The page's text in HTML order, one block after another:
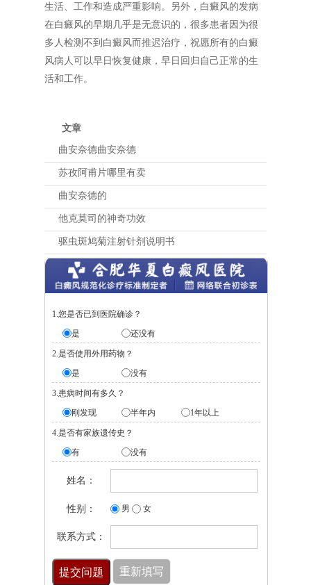
生活、工作和造成严重影响。另外，白癜风的发病
在白癜风的早期几乎是无意识的，很多患者因为很
多人检测不到白癜风而推迟治疗，祝愿所有的白癜
风病人可以早日恢复健康，早日回归自己正常的生
活和工作。
文章
曲安奈德曲安奈德
苏孜阿甫片哪里有卖
曲安奈德的
他克莫司的神奇功效
驱虫斑鸠菊注射针剂说明书
1.您是否已到医院确诊？
是
还没有
2.是否使用外用药物？
是
没有
3.患病时间有多久？
刚发现
半年内 1年以上
4.是否有家族遗传史？
有
没有
姓名：
性别： 男 女
联系方式：